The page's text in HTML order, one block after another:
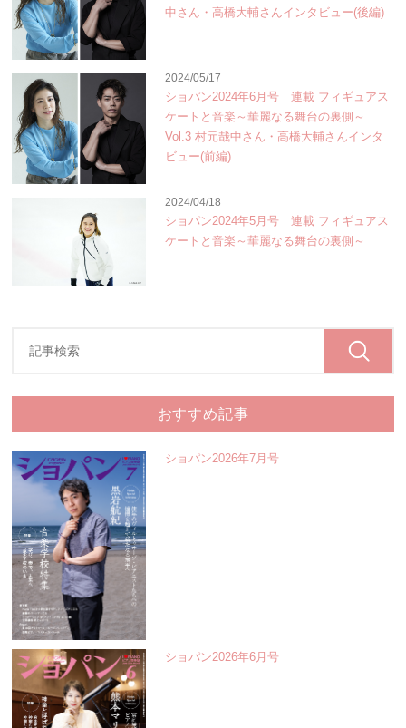
中さん・高橋大輔さんインタビュー(後編)
2024/05/17
ショパン2024年6月号 連載 フィギュアス
ケートと音楽～華麗なる舞台の裏側～
Vol.3 村元哉中さん・高橋大輔さんインタ
ビュー(前編)
2024/04/18
ショパン2024年5月号 連載 フィギュアス
ケートと音楽～華麗なる舞台の裏側～
おすすめ記事
ショパン2026年7月号
ショパン2026年6月号